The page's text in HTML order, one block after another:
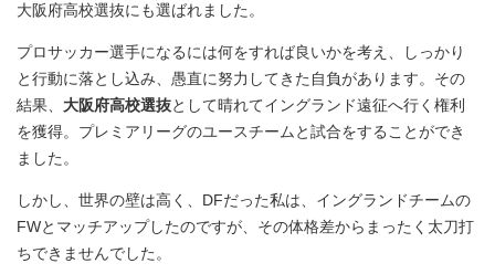
大阪府高校選抜にも選ばれました。
プロサッカー選手になるには何をすれば良いかを考え、しっかり
と行動に落とし込み、愚直に努力してきた自負があります。その
結果、 大阪府高校選抜として晴れてイングランド遠征へ行く権利
を獲得。プレミアリーグのユースチームと試合をすることができ
ました。
しかし、世界の壁は高く、DFだった私は、イングランドチームの
FWとマッチアップしたのですが、その体格差からまったく太刀打
ちできませんでした。